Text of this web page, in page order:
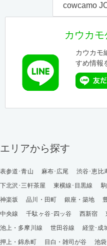
cowcamo
カウカ
カウカモ
すめ情報
エリアから探す
表参道･青山 麻布･広尾 渋谷･恵比
下北沢･三軒茶屋
東横線･目黒線
神楽坂
品川・田町 銀座・築地
中央線
千駄ヶ谷･四ッ谷 西新宿
池上・多摩川線
世田谷線 経堂･成
押上・錦糸町
目白・雑司が谷 池袋